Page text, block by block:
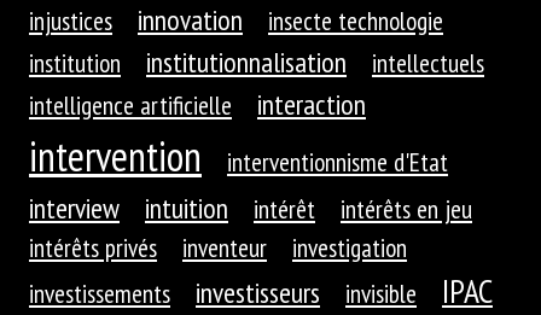
injustices innovation
insecte technologie
institution
institutionnalisation
intellectuels
intelligence artificielle
interaction
intervention interventionnisme d'Etat
interview intuition intérêt
intérêts en jeu
intérêts privés
inventeur
investigation
investissements
investisseurs invisible
IPAC